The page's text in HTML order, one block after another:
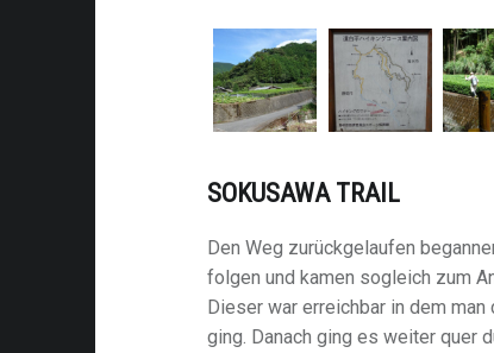
SOKUSAWA TRAIL
Den Weg zurückgelaufen
folgen und kamen sogleich zum
Dieser war erreichbar in dem
ging. Danach ging es weiter quer